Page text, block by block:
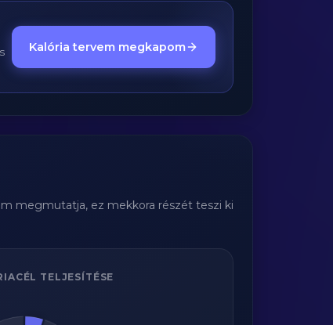
Kalória tervem megkapom
megmutatja, ez mekkora részét teszi ki
TELJESÍTÉSE